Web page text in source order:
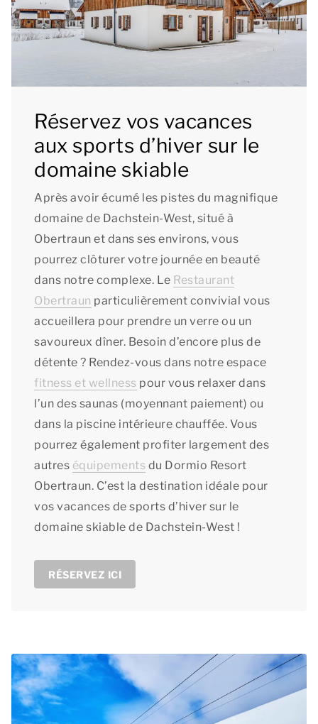
Réservez vos vacances
aux sports d’hiver sur le
domaine skiable
Après avoir écumé les pistes du magnifique
domaine de Dachstein-West, situé à
Obertraun et dans ses environs, vous
pourrez clôturer votre journée en beauté
dans notre complexe. Le Restaurant
Obertraun particulièrement convivial vous
accueillera pour prendre un verre ou un
savoureux dîner. Besoin d’encore plus de
détente ? Rendez-vous dans notre espace
fitness et wellness pour vous relaxer dans
l’un des saunas (moyennant paiement) ou
dans la piscine intérieure chauffée. Vous
pourrez également profiter largement des
autres équipements du Dormio Resort
Obertraun. C’est la destination idéale pour
vos vacances de sports d’hiver sur le
domaine skiable de Dachstein-West !
RÉSERVEZ ICI